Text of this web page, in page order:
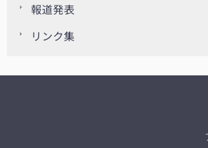
報道発表
リンク集